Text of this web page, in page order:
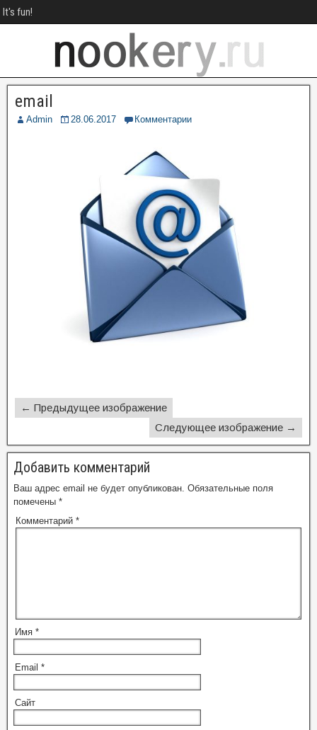
It's fun!
email
Admin 28.06.2017 Комментарии
← Предыдущее изображение
Следующее изображение →
Добавить комментарий
Ваш адрес email не будет опубликован. Обязательные поля
помечены *
Комментарий *
Имя *
Email *
Сайт